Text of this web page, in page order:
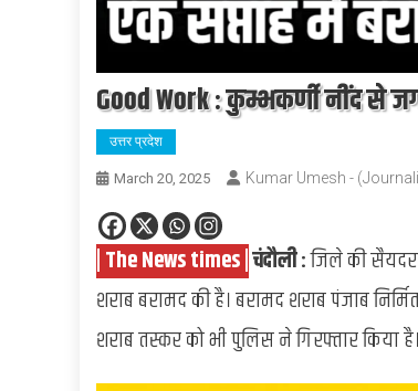
Good Work : कुम्भकर्णी नींद से
उत्तर प्रदेश
March 20, 2025 Kumar Umesh -
| The News times | चंदौली :जिले की
शराब बरामद की है। बरामद शराब पंजाब
शराब तस्कर को भी पुलिस ने गिरफ्तार किया है।